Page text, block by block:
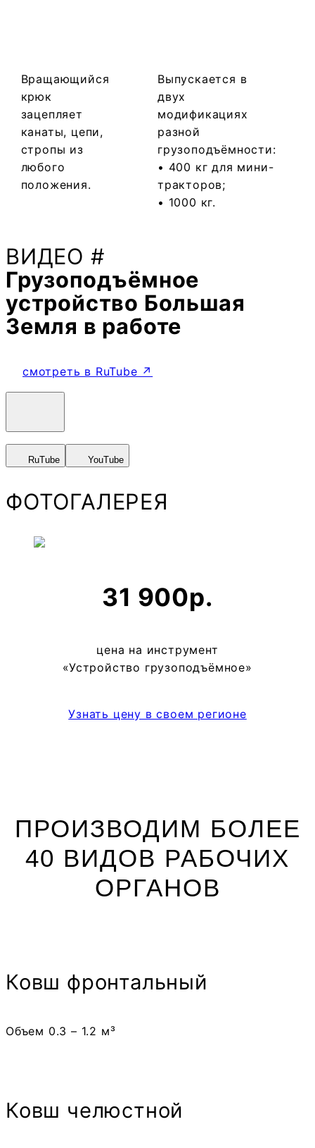
Вращающийся
крюк
зацепляет
канаты, цепи,
стропы из
любого
положения.
Выпускается в
двух
модификациях
разной
грузоподъёмности:
• 400 кг для мини-
тракторов;
• 1000 кг.
ВИДЕО #
Грузоподъёмное
устройство Большая
Земля в работе
смотреть в RuTube ↗
RuTube YouTube
ФОТОГАЛЕРЕЯ
31 900р.
цена на инструмент
«Устройство грузоподъёмное»
Узнать цену в своем регионе
ПРОИЗВОДИМ БОЛЕЕ
40 ВИДОВ РАБОЧИХ
ОРГАНОВ
Ковш фронтальный
Объем 0.3 – 1.2 м³
Ковш челюстной